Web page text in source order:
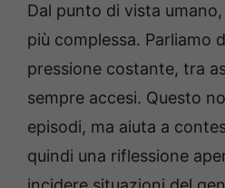
Dal punto di vista
più complessa. Parliamo
pressione costante, tra
sempre accesi. Questo
episodi, ma aiuta a
quindi una riflessione